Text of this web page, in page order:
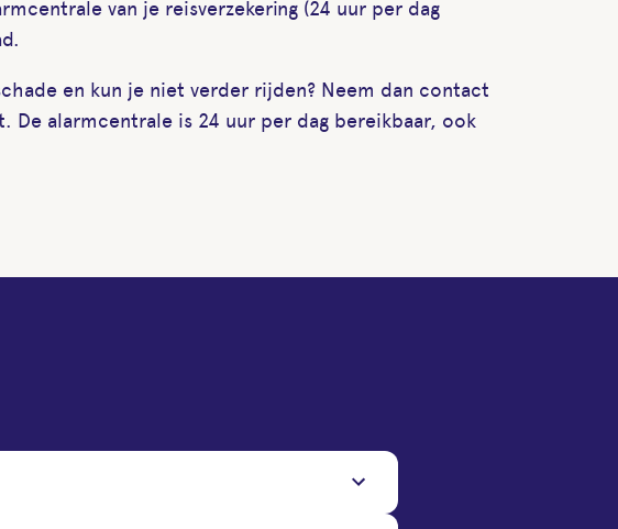
van je reisverzekering (24 uur per dag
en kun je niet verder rijden? Neem dan contact
alarmcentrale is 24 uur per dag bereikbaar, ook